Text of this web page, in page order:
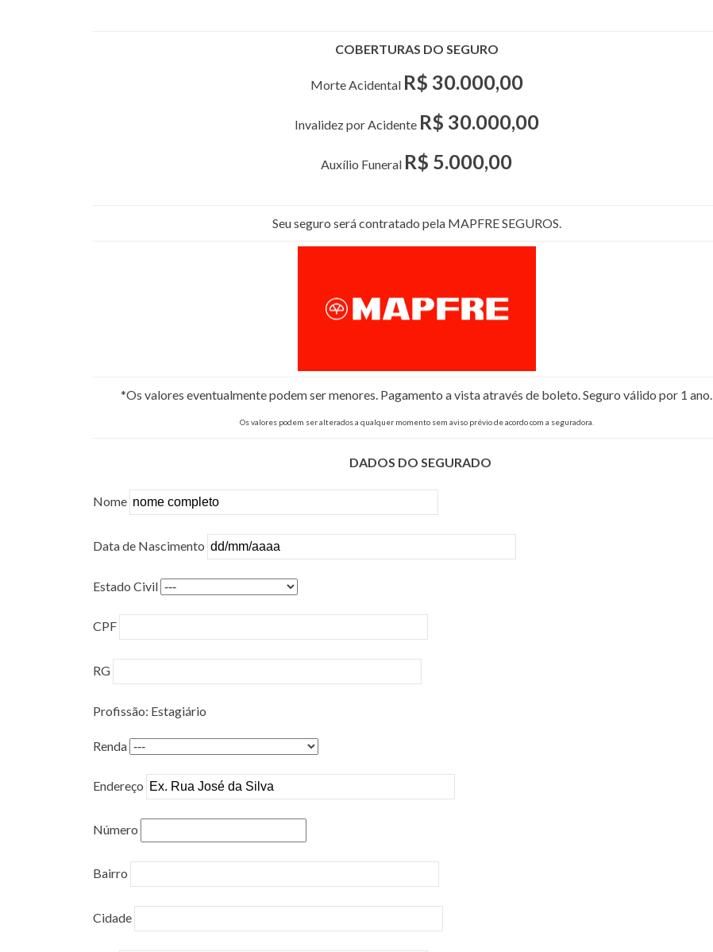
COBERTURAS DO SEGURO
Morte Acidental R$ 30.000,00
Invalidez por Acidente R$ 30.000,00
Auxílio Funeral R$ 5.000,00
Seu seguro será contratado pela MAPFRE SEGUROS.
*Os valores eventualmente podem ser menores. Pagamento a vista através de boleto. Seguro válido por 1 ano.
Os valores podem ser alterados a qualquer momento sem aviso prévio de acordo com a seguradora.
DADOS DO SEGURADO
Nome
Data de Nascimento
Estado Civil
CPF
RG
Profissão: Estagiário
Renda
Endereço
Número
Bairro
Cidade